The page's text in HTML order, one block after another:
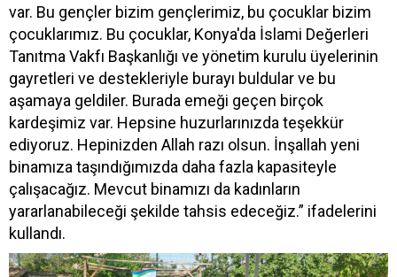
var. Bu gençler bizim gençlerimiz, bu çocuklar bizim
çocuklarımız. Bu çocuklar, Konya'da İslami Değerleri
Tanıtma Vakfı Başkanlığı ve yönetim kurulu üyelerinin
gayretleri ve destekleriyle burayı buldular ve bu
aşamaya geldiler. Burada emeği geçen birçok
kardeşimiz var. Hepsine huzurlarınızda teşekkür
ediyoruz. Hepinizden Allah razı olsun. İnşallah yeni
binamıza taşındığımızda daha fazla kapasiteyle
çalışacağız. Mevcut binamızı da kadınların
yararlanabileceği şekilde tahsis edeceğiz.” ifadelerini
kullandı.